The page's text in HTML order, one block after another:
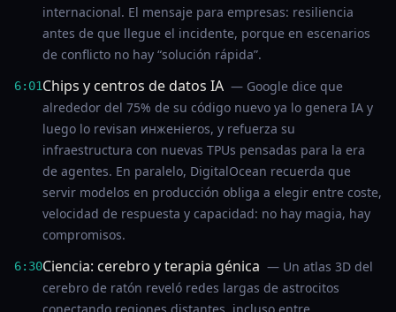
internacional. El mensaje para empresas: resiliencia
antes de que llegue el incidente, porque en escenarios
de conflicto no hay “solución rápida”.
6:01Chips y centros de datos IA — Google dice que
alrededor del 75% de su código nuevo ya lo genera IA y
luego lo revisan инженieros, y refuerza su
infraestructura con nuevas TPUs pensadas para la era
de agentes. En paralelo, DigitalOcean recuerda que
servir modelos en producción obliga a elegir entre coste,
velocidad de respuesta y capacidad: no hay magia, hay
compromisos.
6:30Ciencia: cerebro y terapia génica — Un atlas 3D del
cerebro de ratón reveló redes largas de astrocitos